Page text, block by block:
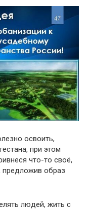
освоить,
при этом
что-то своё,
предложив образ
людей, жить с